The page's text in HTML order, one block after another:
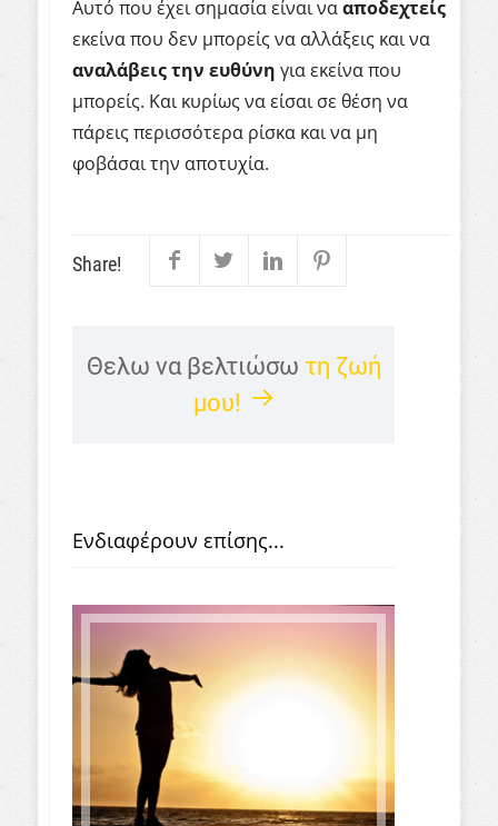
Αυτό που έχει σημασία είναι νααποδεχτείς
εκείνα που δεν μπορείς να αλλάξεις και να
αναλάβειςτην ευθύνη για εκείνα που
μπορείς. Και κυρίως να είσαι σε θέση να
πάρεις περισσότερα ρίσκα και να μη
φοβάσαι την αποτυχία.
Share!
Θελω να βελτιώσω τη ζωή
μου!
Ενδιαφέρουν επίσης...